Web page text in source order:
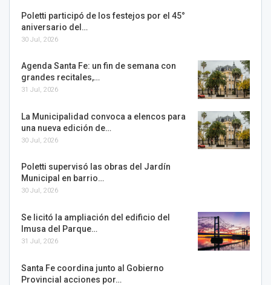
Poletti participó de los festejos por el 45°
aniversario del…
30 Jul, 2026
Agenda Santa Fe: un fin de semana con
grandes recitales,…
31 Jul, 2026
La Municipalidad convoca a elencos para
una nueva edición de…
30 Jul, 2026
Poletti supervisó las obras del Jardín
Municipal en barrio…
30 Jul, 2026
Se licitó la ampliación del edificio del
Imusa del Parque…
31 Jul, 2026
Santa Fe coordina junto al Gobierno
Provincial acciones por…